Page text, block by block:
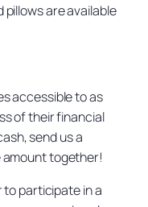
are available
accessible to as
of their financial
send us a
amount together!
to participate in a